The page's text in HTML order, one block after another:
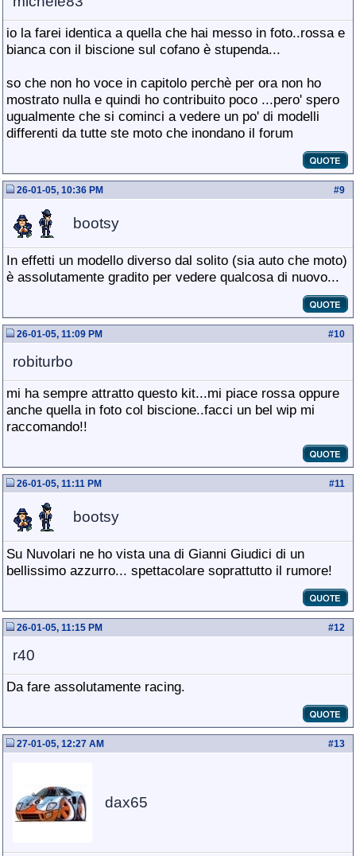
io la farei identica a quella che hai messo in foto..rossa e
bianca con il biscione sul cofano è stupenda...
so che non ho voce in capitolo perchè per ora non ho
mostrato nulla e quindi ho contribuito poco ...pero' spero
ugualmente che si cominci a vedere un po' di modelli
differenti da tutte ste moto che inondano il forum
#9
26-01-05, 10:36 PM
bootsy
In effetti un modello diverso dal solito (sia auto che moto)
è assolutamente gradito per vedere qualcosa di nuovo...
#10
26-01-05, 11:09 PM
robiturbo
mi ha sempre attratto questo kit...mi piace rossa oppure
anche quella in foto col biscione..facci un bel wip mi
raccomando!!
#11
26-01-05, 11:11 PM
bootsy
Su Nuvolari ne ho vista una di Gianni Giudici di un
bellissimo azzurro... spettacolare soprattutto il rumore!
#12
26-01-05, 11:15 PM
r40
Da fare assolutamente racing.
#13
27-01-05, 12:27 AM
dax65